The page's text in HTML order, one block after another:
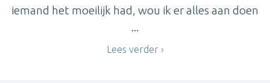
iemand het moeilijk had, wou ik er alles aan doen
...
Lees verder